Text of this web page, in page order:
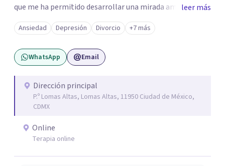
que me ha permitido desarrollar una mirada amplia,
sensible y profundamente humana del sufrimiento
psicológico. Trabajo desde un enfoque integral que
combina la Psicología Existencial, la Logoterapia, el
Análisis Conductual y la Terapia Dialéctico Conductual.
a personas que atraviesan ansiedad persistente, estados
depresivos, agotamiento emocional, pensamientos
negativos recurrentes o dificultades para regular sus
emociones, integrando herramientas basadas en
evidencia con una comprensión profunda de la historia y
leer más
Ansiedad Depresión Divorcio +7 más
WhatsApp Email
Dirección principal
P.º Lomas Altas, Lomas Altas, 11950 Ciudad de México,
CDMX
Online
Terapia online